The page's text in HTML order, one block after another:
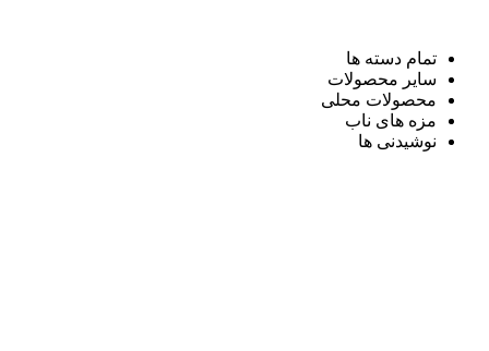
تمام دسته ها
سایر محصولات
محصولات محلی
مزه های ناب
نوشیدنی ها